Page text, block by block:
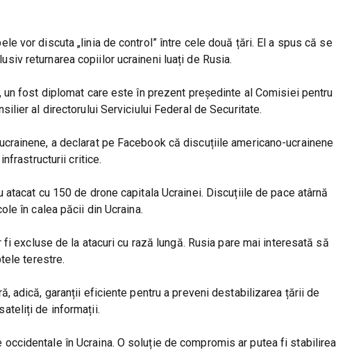
vor discuta „linia de control” între cele două țări. El a spus că se
returnarea copiilor ucraineni luați de Rusia.
fost diplomat care este în prezent președinte al Comisiei pentru
al directorului Serviciului Federal de Securitate.
a declarat pe Facebook că discuțiile americano-ucrainene
critice.
cu 150 de drone capitala Ucrainei. Discuțiile de pace atârnă
în calea păcii din Ucraina.
de la atacuri cu rază lungă. Rusia pare mai interesată să
terestre.
adică, garanții eficiente pentru a preveni destabilizarea țării de
de informații.
în Ucraina. O soluție de compromis ar putea fi stabilirea